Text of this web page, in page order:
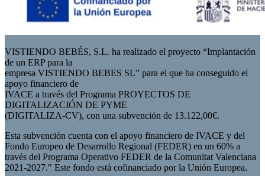
VISTIENDO BEBÉS, S.L. ha realizado el proyecto “Implantación
de un ERP para la
empresa VISTIENDO BEBES SL” para el que ha conseguido el
apoyo financiero de
IVACE a través del Programa PROYECTOS DE
DIGITALIZACIÓN DE PYME
(DIGITALIZA-CV), con una subvención de 13.122,00€.
Esta subvención cuenta con el apoyo financiero de IVACE y del
Fondo Europeo de Desarrollo Regional (FEDER) en un 60% a
través del Programa Operativo FEDER de la Comunitat Valenciana
2021-2027." Este fondo está cofinanciado por la Unión Europea.